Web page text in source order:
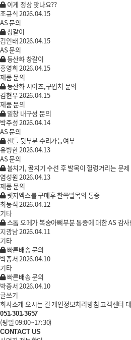
이게 정상 맞나요??
조규식 2026.04.15
AS 문의
창갈이
김인태 2026.04.15
AS 문의
등산화 창갈이
홍영희 2026.04.15
제품 문의
등산화 시이즈,구입처 문의
김현우2026.04.15
제품 문의
밑창 내구성 문의
박주성 2026.04.14
AS 문의
샌틀 뒷부분 수리가능여부
유병한2026.04.13
AS 문의
볼치기, 골치기 수선 후 발목이 헐렁거리는 문제
염성원 2026.04.13
제품 문의
릿지엑스를 구매후 한쪽발목의 통증
최동식 2026.04.12
기타
스톰 오메가 복숭아뼈부분 통증에 대한 AS 감
지광남2026.04.11
기타
빠른배송 문의
박종서 2026.04.10
기타
빠른배송 문의
박종서 2026.04.10
글쓰기
회사소개 오시는 길 개인정보처리방침 고객센터
051-301-3657
(평일 09:00~17:30)
CONTACT US